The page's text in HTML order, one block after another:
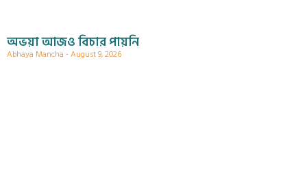
অভয়া আজও বিচার পায়নি
Abhaya Mancha August 9, 2026